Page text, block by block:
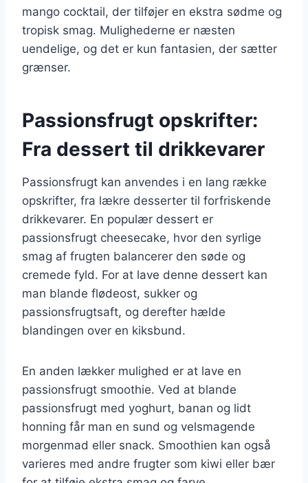
mango cocktail, der tilføjer en ekstra sødme og
tropisk smag. Mulighederne er næsten
uendelige, og det er kun fantasien, der sætter
grænser.
Passionsfrugt opskrifter:
Fra dessert til drikkevarer
Passionsfrugt kan anvendes i en lang række
opskrifter, fra lækre desserter til forfriskende
drikkevarer. En populær dessert er
passionsfrugt cheesecake, hvor den syrlige
smag af frugten balancerer den søde og
cremede fyld. For at lave denne dessert kan
man blande flødeost, sukker og
passionsfrugtsaft, og derefter hælde
blandingen over en kiksbund.
En anden lækker mulighed er at lave en
passionsfrugt smoothie. Ved at blande
passionsfrugt med yoghurt, banan og lidt
honning får man en sund og velsmagende
morgenmad eller snack. Smoothien kan også
varieres med andre frugter som kiwi eller bær